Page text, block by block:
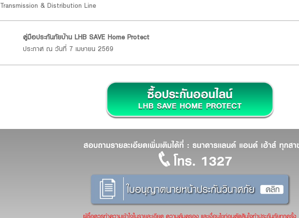
Transmission & Distribution Line
คู่มือประกันภัยบ้าน LHB SAVE Home Protect
ประกาศ ณ วันที่ 7 เมษายน 2569